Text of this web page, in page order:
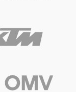
Alle anzeigen